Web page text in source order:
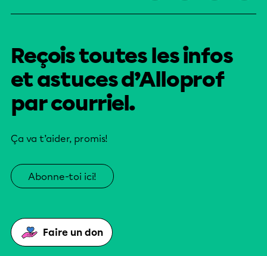
Reçois toutes les infos
et astuces d’Alloprof
par courriel.
Ça va t’aider, promis!
Abonne-toi ici!
Faire un don